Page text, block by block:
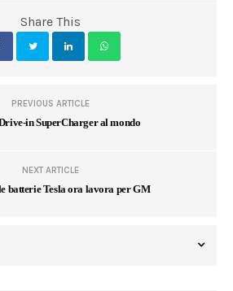
Share This
PREVIOUS ARTICLE
in SuperCharger al mondo
NEXT ARTICLE
batterie Tesla ora lavora per GM